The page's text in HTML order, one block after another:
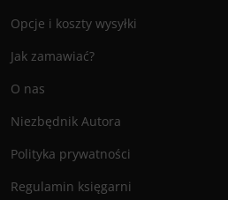
Opcje i koszty wysyłki
Jak zamawiać?
O nas
Niezbędnik Autora
Polityka prywatności
Regulamin księgarni